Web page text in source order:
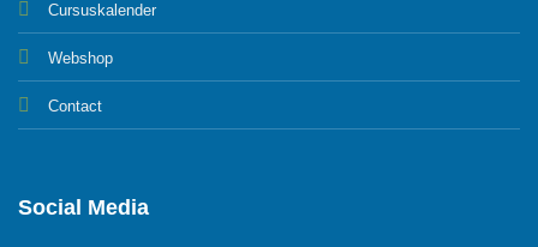
Cursuskalender
Webshop
Contact
Social Media